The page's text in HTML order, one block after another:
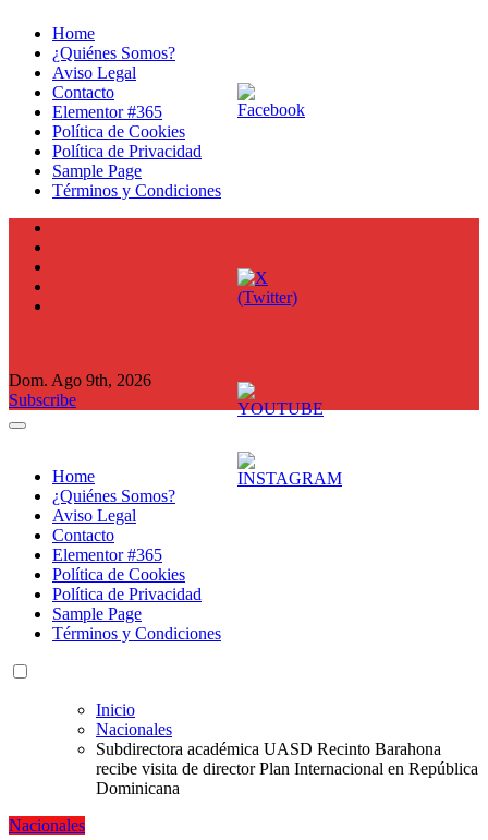
contenido
Home
¿Quiénes Somos?
Aviso Legal
Contacto
Elementor #365
Política de Cookies
Política de Privacidad
Sample Page
Términos y Condiciones
Dom. Ago 9th, 2026
Subscribe
Home
¿Quiénes Somos?
Aviso Legal
Contacto
Elementor #365
Política de Cookies
Política de Privacidad
Sample Page
Términos y Condiciones
Inicio
Nacionales
Subdirectora académica UASD Recinto Barahona
recibe visita de director Plan Internacional en República
Dominicana
Nacionales